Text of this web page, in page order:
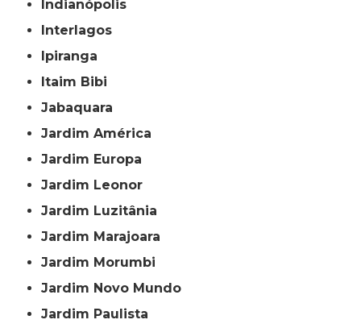
Indianópolis
Interlagos
Ipiranga
Itaim Bibi
Jabaquara
Jardim América
Jardim Europa
Jardim Leonor
Jardim Luzitânia
Jardim Marajoara
Jardim Morumbi
Jardim Novo Mundo
Jardim Paulista